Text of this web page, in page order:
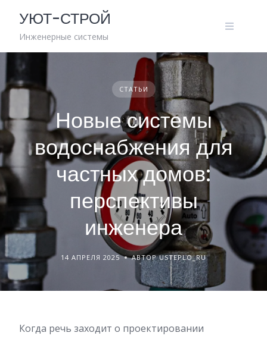
content
УЮТ-СТРОЙ
Инженерные системы
СТАТЬИ
Новые системы
водоснабжения для
частных домов:
перспективы
инженера
14 АПРЕЛЯ 2025 АВТОР USTEPLO_RU
Когда речь заходит о проектировании